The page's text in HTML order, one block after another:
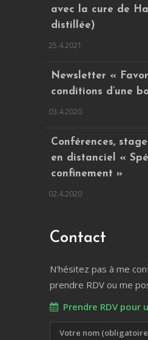
avec la cure de
distillée)
25.4.2021
Newsletter «
conditions d’une
03.4.2020
Conférences,
en distanciel «
confinement »
02.4.2020
Contact
N'hésitez pas à me
prendre RDV ou me
Prendre RDV pour